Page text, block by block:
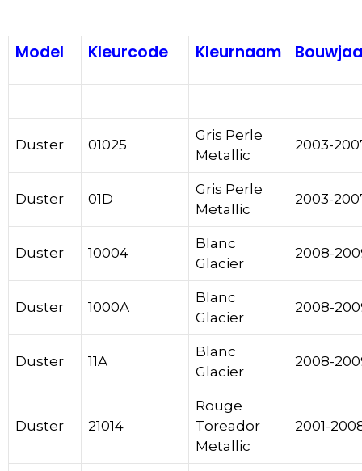
Model Kleurcode Kleurnaam
Duster 01025
Gris Perle
Metallic
2003-
Duster 01D
Gris Perle
Metallic
2003-
Duster 10004
Blanc
Glacier
2008-
Duster 1000A
Blanc
Glacier
2008-
Duster 11A
Blanc
Glacier
2008-
Duster 21014
Rouge
Toreador
Metallic
2001-